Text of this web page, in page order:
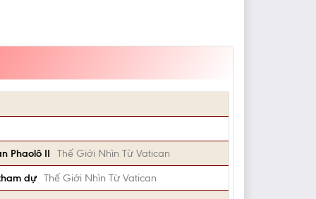
Phaolô II
Thế Giới Nhìn Từ Vatican
dự Thế Giới Nhìn Từ Vatican